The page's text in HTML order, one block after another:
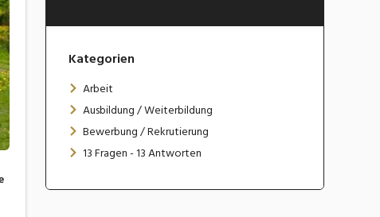
Kategorien
Arbeit
Ausbildung / Weiterbildung
Bewerbung / Rekrutierung
13 Fragen - 13 Antworten